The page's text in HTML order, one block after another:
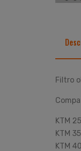
Filtro
KTM
KTM
KTM